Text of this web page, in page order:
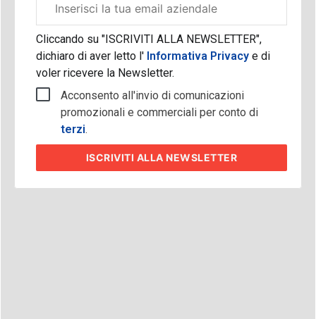
aziendale
Cliccando su "ISCRIVITI ALLA NEWSLETTER",
dichiaro di aver letto l'Informativa Privacy e di
voler ricevere la Newsletter.
Acconsento all'invio di comunicazioni
promozionali e commerciali per conto di
terzi.
ISCRIVITI ALLA NEWSLETTER